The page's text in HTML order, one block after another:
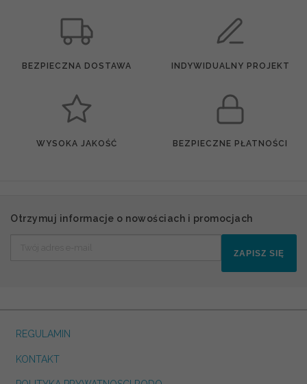
BEZPIECZNA DOSTAWA INDYWIDUALNY PROJEKT
WYSOKA JAKOŚĆ BEZPIECZNE PŁATNOŚCI
Otrzymuj informacje o nowościach i promocjach
ZAPISZ SIĘ
REGULAMIN
KONTAKT